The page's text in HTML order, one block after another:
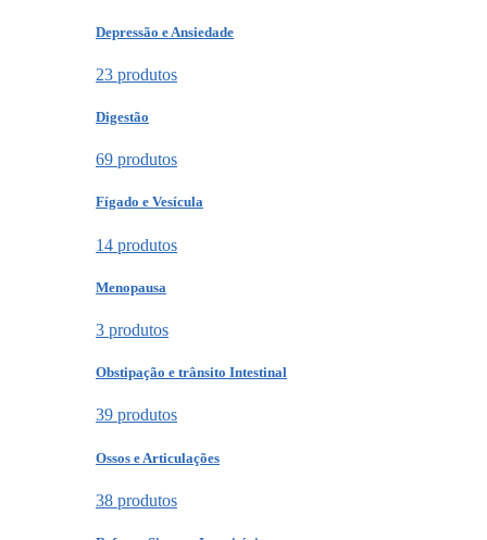
Depressão e Ansiedade
23 produtos
Digestão
69 produtos
Fígado e Vesícula
14 produtos
Menopausa
3 produtos
Obstipação e trânsito Intestinal
39 produtos
Ossos e Articulações
38 produtos